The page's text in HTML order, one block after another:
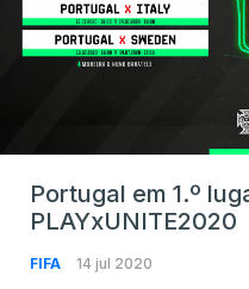
Portugal em 1.º
PLAYxUNITE2020
FIFA 14 jul 2020